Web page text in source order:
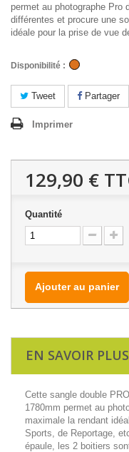
permet au photographe Pro
différentes et procure une
idéale pour la prise de vue
Disponibilité :
Tweet Partager
Imprimer
129,90 €
Quantité
Ajouter au panier
EN SAVOIR PLUS
Cette sangle double
1780mm permet au
maximale la rendant
Sports, de Reportage,
épaule, les 2 boitiers